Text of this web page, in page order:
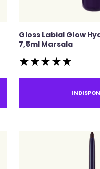
Gloss Labial Glow
7,5ml Marsala
★★★★★